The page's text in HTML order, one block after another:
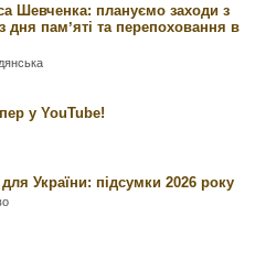
Шевченка: плануємо заходи з
дня памʼяті та перепоховання в
у YouTube!
України: підсумки 2026 року